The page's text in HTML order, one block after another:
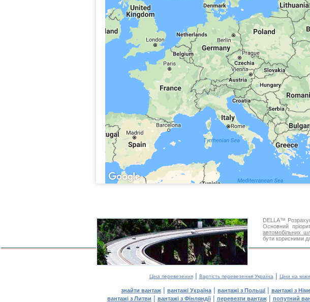
DELLA™
Основний
автомобільних
бути корисними
Ціна перевезення| Вартість перевезення Україна | Ціни на
знайти вантаж | вантажі Україна | вантажі з Польщі | вантажі з
вантажі з Литви | вантажі з Фінляндії| перевезти вантаж| попутний